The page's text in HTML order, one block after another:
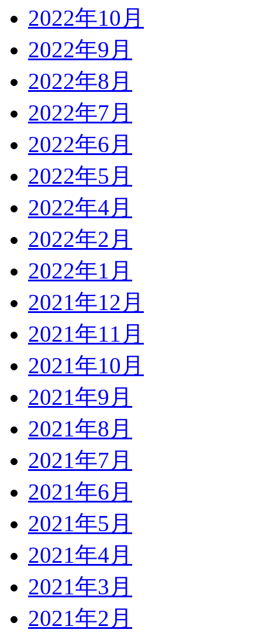
2022年10月
2022年9月
2022年8月
2022年7月
2022年6月
2022年5月
2022年4月
2022年2月
2022年1月
2021年12月
2021年11月
2021年10月
2021年9月
2021年8月
2021年7月
2021年6月
2021年5月
2021年4月
2021年3月
2021年2月